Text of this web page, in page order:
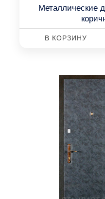
Металлические
В КОРЗИНУ